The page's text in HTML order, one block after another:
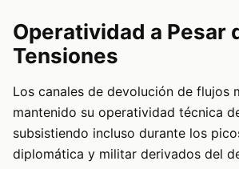
Operatividad a Pesar
Tensiones
Los canales de devolución de flujos
mantenido su operatividad técnica
subsistiendo incluso durante los
diplomática y militar derivados del